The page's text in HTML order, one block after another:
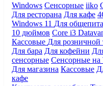
Windows Сенсорные iiko
Для ресторана Для кафе
Windows 11 Для общепита
10 дюймов Core i3
Кассовые Для розничной
Для бара Для кофейни
сенсорные Сенсорные на
Для магазина Кассовые
кафе